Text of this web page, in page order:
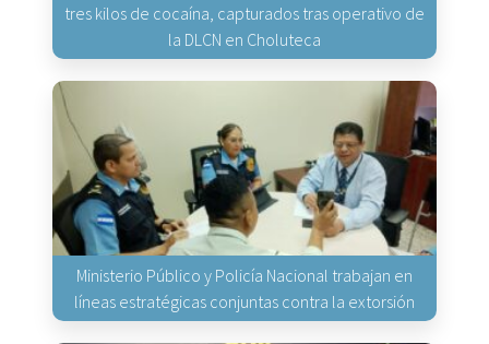
tres kilos de cocaína, capturados tras operativo de
la DLCN en Choluteca
Ministerio Público y Policía Nacional trabajan en
líneas estratégicas conjuntas contra la extorsión